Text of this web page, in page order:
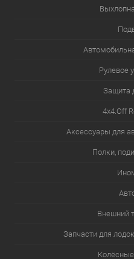
Рулевое
Защита
4х4.Off
Аксессуары для
Полки,
Внешний
Запчасти для